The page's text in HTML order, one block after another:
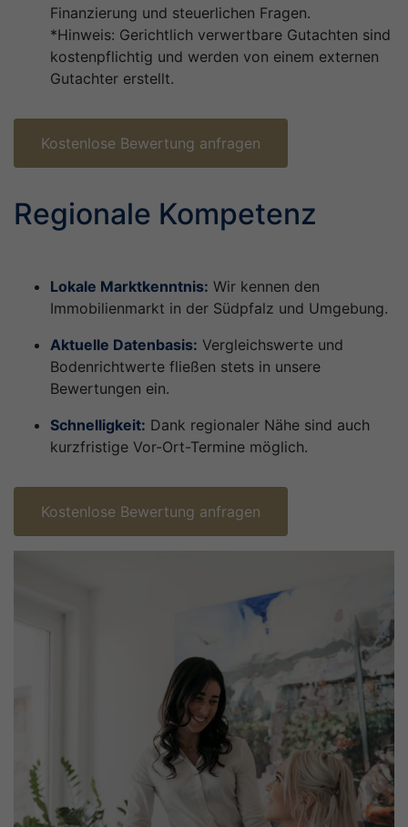
Finanzierung und steuerlichen Fragen.
*Hinweis: Gerichtlich verwertbare Gutachten sind
kostenpflichtig und werden von einem externen
Gutachter erstellt.
Kostenlose Bewertung anfragen
Regionale Kompetenz
Lokale Marktkenntnis: Wir kennen den
Immobilienmarkt in der Südpfalz und Umgebung.
Aktuelle Datenbasis: Vergleichswerte und
Bodenrichtwerte fließen stets in unsere
Bewertungen ein.
Schnelligkeit: Dank regionaler Nähe sind auch
kurzfristige Vor-Ort-Termine möglich.
Kostenlose Bewertung anfragen